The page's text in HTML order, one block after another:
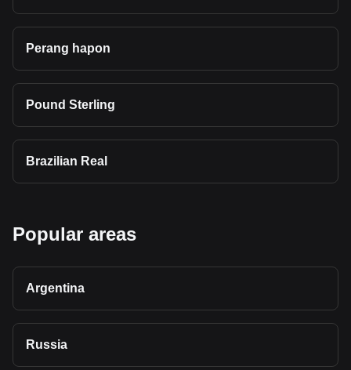
Perang hapon
Pound Sterling
Brazilian Real
Popular areas
Argentina
Russia